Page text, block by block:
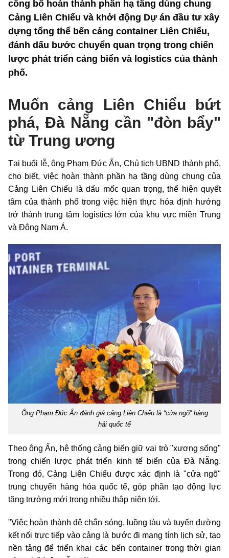
công bố hoàn thành phần hạ tầng dùng chung
Cảng Liên Chiểu và khởi động Dự án đầu tư xây
dựng tổng thể bến cảng container Liên Chiểu,
đánh dấu bước chuyển quan trọng trong chiến
lược phát triển cảng biển và logistics của thành
phố.
Muốn cảng Liên Chiểu bứt
phá, Đà Nẵng cần "đòn bẩy"
từ Trung ương
Tại buổi lễ, ông Phạm Đức Ấn, Chủ tịch UBND thành phố,
cho biết, việc hoàn thành phần hạ tầng dùng chung của
Cảng Liên Chiểu là dấu mốc quan trọng, thể hiện quyết
tâm của thành phố trong việc hiện thực hóa định hướng
trở thành trung tâm logistics lớn của khu vực miền Trung
và Đông Nam Á.
Ông Phạm Đức Ấn đánh giá cảng Liên Chiểu là “cửa ngõ” hàng
hải quốc tế
Theo ông Ấn, hệ thống cảng biển giữ vai trò "xương sống"
trong chiến lược phát triển kinh tế biển của Đà Nẵng.
Trong đó, Cảng Liên Chiểu được xác định là "cửa ngõ"
trung chuyển hàng hóa quốc tế, góp phần tạo động lực
tăng trưởng mới trong nhiều thập niên tới.
"Việc hoàn thành đê chắn sóng, luồng tàu và tuyến đường
kết nối trực tiếp vào cảng là bước đi mang tính lịch sử, tạo
nền tảng để triển khai các bến container trong thời gian